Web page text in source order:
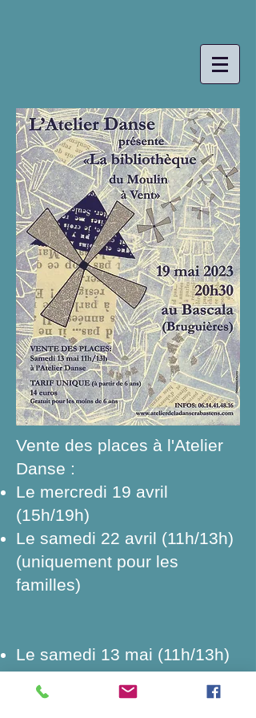
Vente des places à l'Atelier
Danse :
Le mercredi 19 avril
(15h/19h)
Le samedi 22 avril (11h/13h)
(uniquement pour les
familles)
Le samedi 13 mai (11h/13h)
Tarif unique : 14 €, gratuit pour